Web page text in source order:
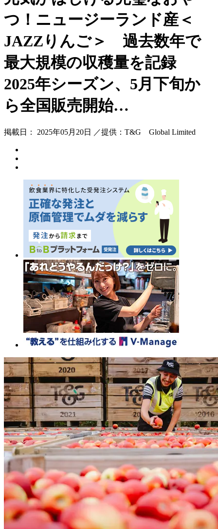
つ！ニュージーランド産＜
JAZZりんご＞ 過去数年で
最大規模の収穫量を記録
2025年シーズン、5月下旬か
ら全国販売開始…
掲載日： 2025年05月20日 ／提供：T&G Global Limited